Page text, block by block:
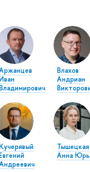
Иван
Владимирович
Влахов
Андриан
Кучерявый
Евгений
Тышецкая
Анна